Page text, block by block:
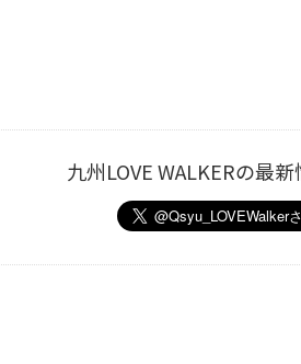
九州LOVE WALKERの最